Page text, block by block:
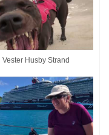
Vester Husby Strand